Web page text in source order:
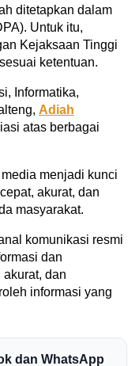
ditetapkan dalam
Untuk itu,
Kejaksaan Tinggi
ketentuan.
Informatika,
Adiah
atas berbagai
menjadi kunci
akurat, dan
masyarakat.
komunikasi resmi
dan
dan
informasi yang
dan WhatsApp